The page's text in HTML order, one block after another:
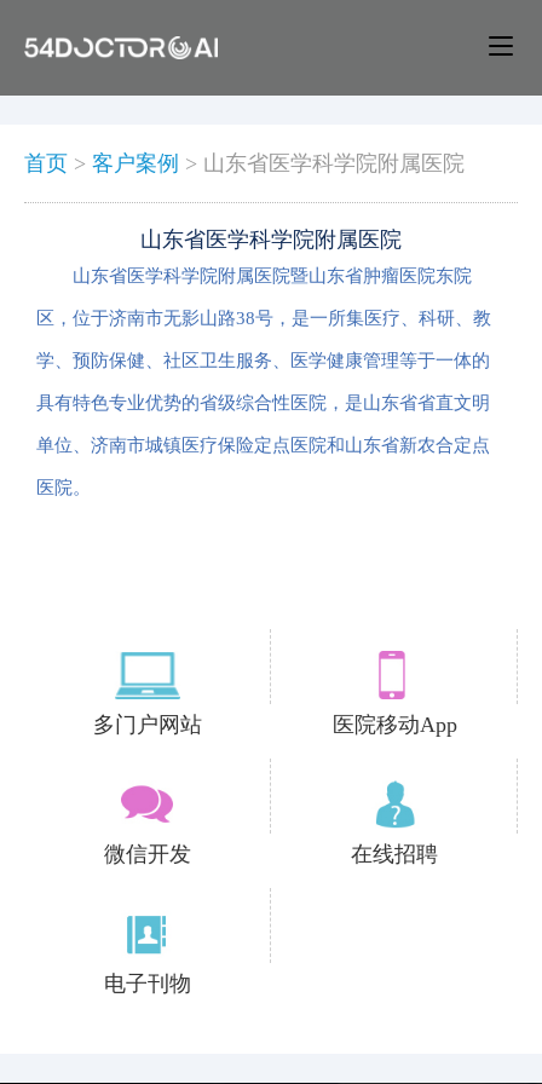
首页 > 客户案例 > 山东省医学科学院附属医院
山东省医学科学院附属医院
山东省医学科学院附属医院暨山东省肿瘤医院东院
区，位于济南市无影山路38号，是一所集医疗、科研、教
学、预防保健、社区卫生服务、医学健康管理等于一体的
具有特色专业优势的省级综合性医院，是山东省省直文明
单位、济南市城镇医疗保险定点医院和山东省新农合定点
医院。
多门户网站 医院移动App
微信开发 在线招聘
电子刊物